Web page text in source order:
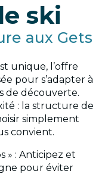
ski
aux Gets
unique, l’offre
pour s’adapter à
de découverte.
: la structure de
simplement
convient.
» : Anticipez et
pour éviter